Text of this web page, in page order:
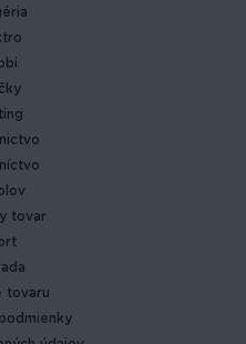
tovar
tovaru